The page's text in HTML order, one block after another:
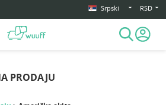
Srpski RSD
PRODAJU